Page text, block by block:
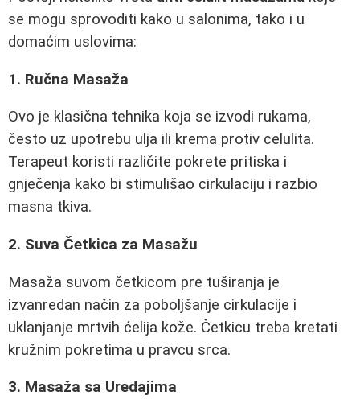
se mogu sprovoditi kako u salonima, tako i u
domaćim uslovima:
1. Ručna Masaža
Ovo je klasična tehnika koja se izvodi rukama,
često uz upotrebu ulja ili krema protiv celulita.
Terapeut koristi različite pokrete pritiska i
gnječenja kako bi stimulišao cirkulaciju i razbio
masna tkiva.
2. Suva Četkica za Masažu
Masaža suvom četkicom pre tuširanja je
izvanredan način za poboljšanje cirkulacije i
uklanjanje mrtvih ćelija kože. Četkicu treba kretati
kružnim pokretima u pravcu srca.
3. Masaža sa Uredajima